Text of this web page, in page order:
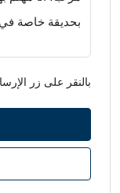
بالنقر على زر